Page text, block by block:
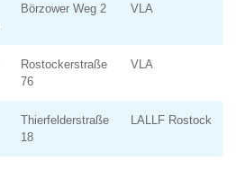
Börzower Weg 2 VLA
Rostockerstraße
76
VLA
Thierfelderstraße
18
LALLF Rostock